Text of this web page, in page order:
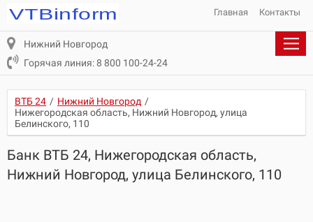
Главная Контакты
Нижний Новгород
Горячая линия: 8 800 100-24-24
ВТБ 24 / Нижний Новгород /
Нижегородская область, Нижний Новгород, улица
Белинского, 110
Банк ВТБ 24, Нижегородская область,
Нижний Новгород, улица Белинского, 110